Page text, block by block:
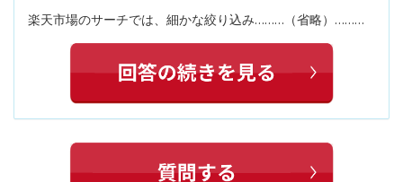
楽天市場のサーチでは、細かな絞り込み………（省略）………